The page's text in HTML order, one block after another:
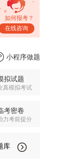
如何报考？
在线咨询
小程序做题
拟试题
真模拟考试
考密卷
力考前提分
库